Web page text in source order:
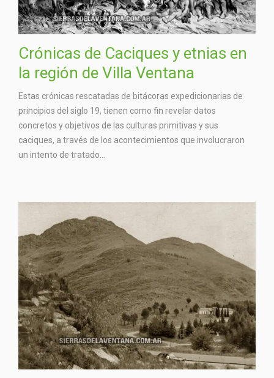
Crónicas de Caciques y etnias en
la región de Villa Ventana
Estas crónicas rescatadas de bitácoras expedicionarias de
principios del siglo 19, tienen como fin revelar datos
concretos y objetivos de las culturas primitivas y sus
caciques, a través de los acontecimientos que involucraron
un intento de tratado...